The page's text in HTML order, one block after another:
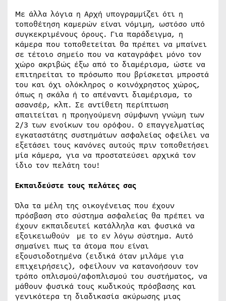
Με άλλα λόγια η Αρχή υπογραμμίζει ότι η
τοποθέτηση καμερών είναι νόμιμη, ωστόσο υπό
συγκεκριμένους όρους. Για παράδειγμα, η
κάμερα που τοποθετείται θα πρέπει να μπαίνει
σε τέτοιο σημείο που να καταγράφει μόνο τον
χώρο ακριβώς έξω από το διαμέρισμα, ώστε να
επιτηρείται το πρόσωπο που βρίσκεται μπροστά
του και όχι ολόκληρος ο κοινόχρηστος χώρος,
όπως η σκάλα ή το απέναντι διαμέρισμα, το
ασανσέρ, κλπ. Σε αντίθετη περίπτωση
απαιτείται η προηγούµενη σύµφωνη γνώµη των
2/3 των ενοίκων του ορόφου. Ο επαγγελματίας
εγκαταστάτης συστημάτων ασφαλείας οφείλει να
εξετάσει τους κανόνες αυτούς πριν τοποθετήσει
μία κάμερα, για να προστατεύσει αρχικά τον
ίδιο τον πελάτη του!
Εκπαιδεύστε τους πελάτες σας
Όλα τα μέλη της οικογένειας που έχουν
πρόσβαση στο σύστημα ασφαλείας θα πρέπει να
έχουν εκπαιδευτεί κατάλληλα και φυσικά να
εξοικειωθούν με το εν λόγω σύστημα. Αυτό
σημαίνει πως τα άτομα που είναι
εξουσιοδοτημένα (ειδικά όταν μιλάμε για
επιχειρήσεις), οφείλουν να κατανοήσουν τον
τρόπο οπλισμού/αφοπλισμού του συστήματος, να
μάθουν φυσικά τους κωδικούς πρόσβασης και
γενικότερα τη διαδικασία ακύρωσης μιας